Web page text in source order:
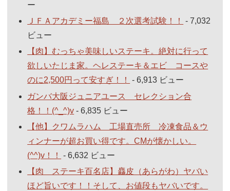
ー
ＪＦＡアカデミー福島 ２次選考試験！！
- 7,032
ビュー
【肉】むっちゃ美味しいステーキ。絶対に行って
欲しいたじま家。ヘレステーキ＆エビ コースや
のに2,500円って安すぎ！！
- 6,913 ビュー
ガンバ大阪ジュニアユース セレクション合
格！！(^_^)v - 6,835 ビュー
【他】クワムラハム 工場直売所 冷凍食品＆ウ
ィンナーが超お買い得です。CMが懐かしい。
(^^)v！！
- 6,632 ビュー
【肉 ステーキ百名店】麤皮（あらがわ）ヤバい
ほど旨いです！！そして、お値段もヤバいです。